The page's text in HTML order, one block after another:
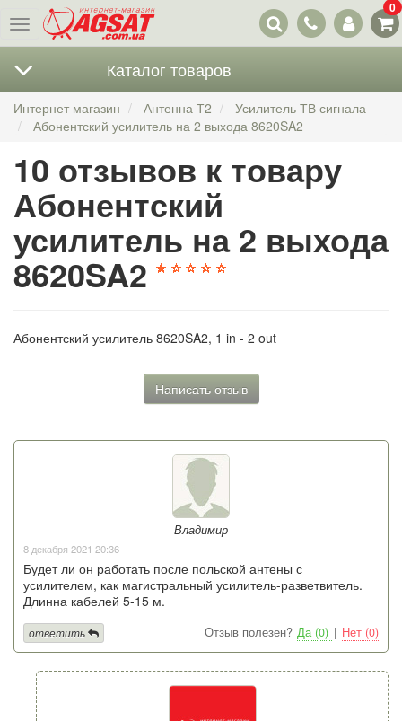
Меню
Наши
контакты
0
Каталог товаров
Интернет магазин Антенна Т2
Усилитель ТВ сигнала
Абонентский усилитель на 2 выхода 8620SA2
10 отзывов к товару
Абонентский
усилитель на 2 выхода
8620SA2
Абонентский усилитель 8620SA2, 1 in - 2 out
Написать отзыв
Владимир
8 декабря 2021 20:36
Будет ли он работать после польской антены с
усилителем, как магистральный усилитель-разветвитель.
Длинна кабелей 5-15 м.
Отзыв полезен? Да (0) | Нет (0)
ответить